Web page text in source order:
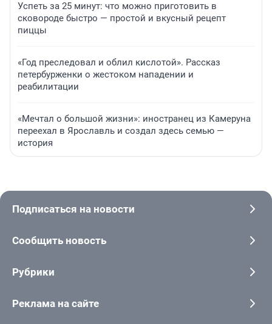
Успеть за 25 минут: что можно приготовить в
сковороде быстро — простой и вкусный рецепт
пиццы
«Год преследовал и облил кислотой». Рассказ
петербурженки о жестоком нападении и
реабилитации
«Мечтал о большой жизни»: иностранец из Камеруна
переехал в Ярославль и создал здесь семью —
история
Подписаться на новости
Сообщить новость
Рубрики
Реклама на сайте